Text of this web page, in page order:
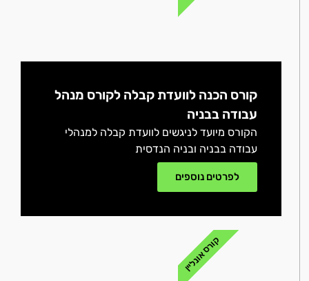
קורס הכנה לוועדת קבלה לקורס מנהל
עבודה בבניה
הקורס מיועד לניגשים לוועדת קבלה למנהלי
עבודה בבניה ובניה הנדסית
לפרטים נוספים
קורס אונליין